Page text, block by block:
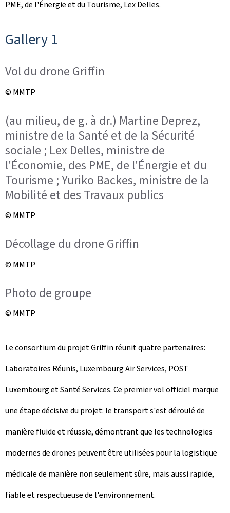
PME, de l'Énergie et du Tourisme, Lex Delles.
Gallery 1
Vol du drone Griffin
© MMTP
(au milieu, de g. à dr.) Martine Deprez,
ministre de la Santé et de la Sécurité
sociale ; Lex Delles, ministre de
l'Économie, des PME, de l'Énergie et du
Tourisme ; Yuriko Backes, ministre de la
Mobilité et des Travaux publics
© MMTP
Décollage du drone Griffin
© MMTP
Photo de groupe
© MMTP
Le consortium du projet Griffin réunit quatre partenaires:
Laboratoires Réunis, Luxembourg Air Services, POST
Luxembourg et Santé Services. Ce premier vol officiel marque
une étape décisive du projet: le transport s'est déroulé de
manière fluide et réussie, démontrant que les technologies
modernes de drones peuvent être utilisées pour la logistique
médicale de manière non seulement sûre, mais aussi rapide,
fiable et respectueuse de l'environnement.